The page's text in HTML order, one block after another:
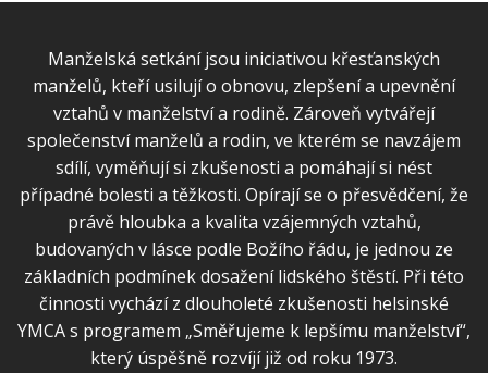
Manželská setkání jsou iniciativou křesťanských
manželů, kteří usilují o obnovu, zlepšení a upevnění
vztahů v manželství a rodině. Zároveň vytvářejí
společenství manželů a rodin, ve kterém se navzájem
sdílí, vyměňují si zkušenosti a pomáhají si nést
případné bolesti a těžkosti. Opírají se o přesvědčení, že
právě hloubka a kvalita vzájemných vztahů,
budovaných v lásce podle Božího řádu, je jednou ze
základních podmínek dosažení lidského štěstí. Při této
činnosti vychází z dlouholeté zkušenosti helsinské
YMCA s programem „Směřujeme k lepšímu manželství“,
který úspěšně rozvíjí již od roku 1973.